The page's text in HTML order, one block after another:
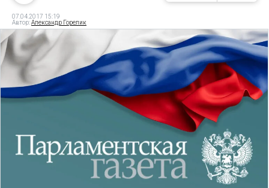
07.04.2017 15:19
Автор:Александр Горелик